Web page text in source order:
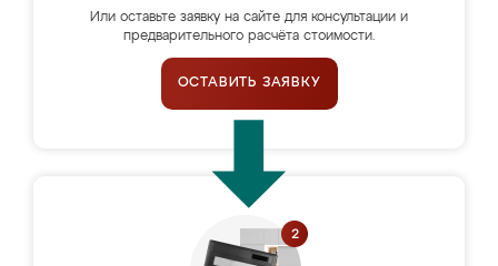
Или оставьте заявку на сайте для консультации и
предварительного расчёта стоимости.
ОСТАВИТЬ ЗАЯВКУ